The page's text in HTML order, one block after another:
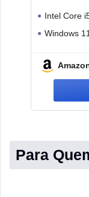
Intel Core
Windows
512 GB
15.6″ Full
Para